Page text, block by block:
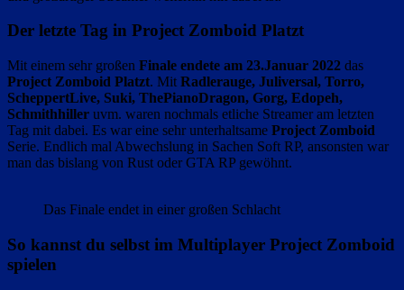
Der letzte Tag in Project Zomboid Platzt
Mit einem sehr großen Finale endete am 23.Januar 2022 das
Project Zomboid Platzt. Mit Radlerauge, Juliversal, Torro,
ScheppertLive, Suki, ThePianoDragon, Gorg, Edopeh,
Schmithhiller uvm. waren nochmals etliche Streamer am letzten
Tag mit dabei. Es war eine sehr unterhaltsame Project Zomboid
Serie. Endlich mal Abwechslung in Sachen Soft RP, ansonsten war
man das bislang von Rust oder GTA RP gewöhnt.
Das Finale endet in einer großen Schlacht
So kannst du selbst im Multiplayer Project Zomboid
spielen